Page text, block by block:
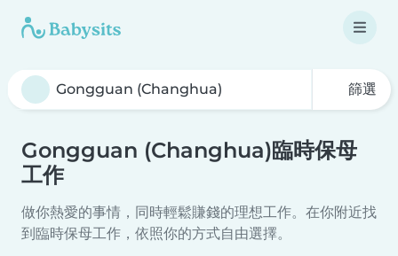
篩選
Gongguan (Changhua)臨時保母
工作
做你熱愛的事情，同時輕鬆賺錢的理想工作。在你附近找
到臨時保母工作，依照你的方式自由選擇。